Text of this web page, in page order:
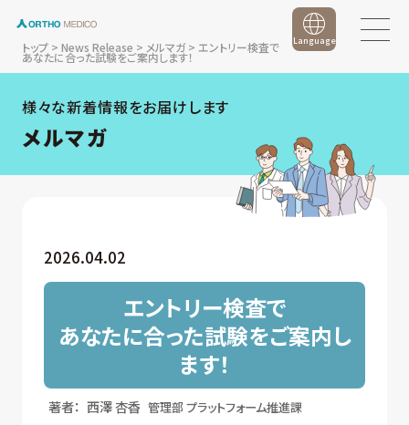
トップ> News Release > メルマガ> エントリー検査で
あなたに合った試験をご案内します！
Language
様々な新着情報をお届けします
メルマガ
2026.04.02
エントリー検査で
あなたに合った試験をご案内し
ます！
著者： 西澤 杏香 管理部 プラットフォーム推進課